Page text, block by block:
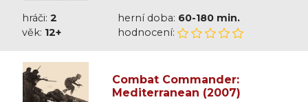
hráči: 2 herní doba: 60-180 min.
věk: 12+ hodnocení:
Combat Commander:
Mediterranean (2007)